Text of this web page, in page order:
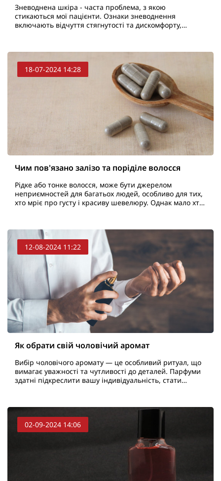
Зневоднена шкіра - часта проблема, з якою
стикаються мої пацієнти. Ознаки зневоднення
включають відчуття стягнутості та дискомфорту,
18-07-2024 14:28
Чим пов'язано залізо та поріділе волосся
Рідке або тонке волосся, може бути джерелом
неприємностей для багатьох людей, особливо для тих,
хто мріє про густу і красиву шевелюру. Однак мало хто
12-08-2024 11:22
Як обрати свій чоловічий аромат
Вибір чоловічого аромату — це особливий ритуал, що
вимагає уважності та чутливості до деталей. Парфуми
здатні підкреслити вашу індивідуальність, стати
02-09-2024 14:06